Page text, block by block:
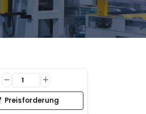
Preisforderung